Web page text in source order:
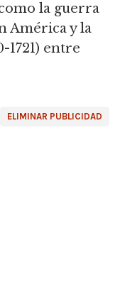
la guerra
América y la
1721) entre
ELIMINAR PUBLICIDAD